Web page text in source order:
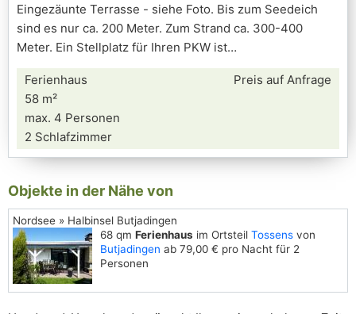
Eingezäunte Terrasse - siehe Foto. Bis zum Seedeich
sind es nur ca. 200 Meter. Zum Strand ca. 300-400
Meter. Ein Stellplatz für Ihren PKW ist
Ferienhaus
58 m²
max. 4 Personen
2 Schlafzimmer
Preis auf Anfrage
Objekte in der Nähe von
Nordsee » Halbinsel Butjadingen
68 qm Ferienhaus im Ortsteil Tossens von
Butjadingen ab 79,00 € pro Nacht für 2
Personen